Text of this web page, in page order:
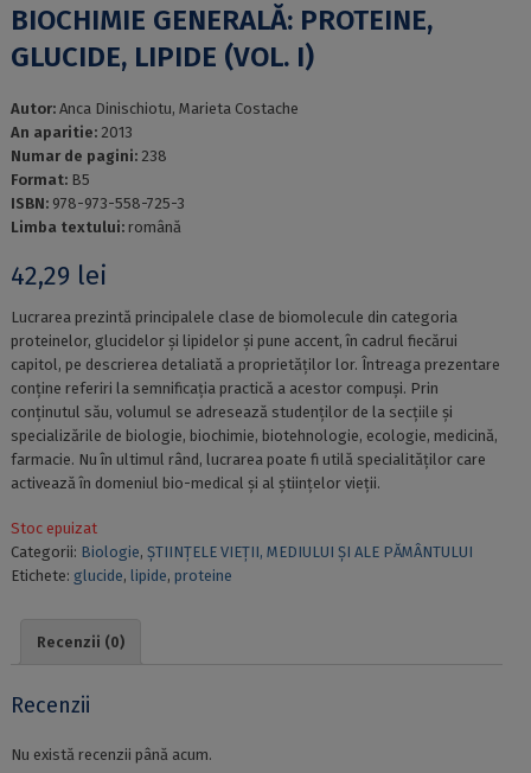
BIOCHIMIE GENERALĂ: PROTEINE,
GLUCIDE, LIPIDE (VOL. I)
Autor: Anca Dinischiotu, Marieta Costache
An aparitie: 2013
Numar de pagini: 238
Format: B5
ISBN: 978-973-558-725-3
Limba textului: română
42,29 lei
Lucrarea prezintă principalele clase de biomolecule din categoria
proteinelor, glucidelor și lipidelor și pune accent, în cadrul fiecărui
capitol, pe descrierea detaliată a proprietăților lor. Întreaga prezentare
conține referiri la semnificația practică a acestor compuși. Prin
conținutul său, volumul se adresează studenților de la secțiile și
specializările de biologie, biochimie, biotehnologie, ecologie, medicină,
farmacie. Nu în ultimul rând, lucrarea poate fi utilă specialităților care
activează în domeniul bio-medical și al științelor vieții.
Stoc epuizat
Categorii: Biologie, ȘTIINȚELE VIEȚII, MEDIULUI ȘI ALE PĂMÂNTULUI
Etichete: glucide, lipide, proteine
Recenzii (0)
Recenzii
Nu există recenzii până acum.